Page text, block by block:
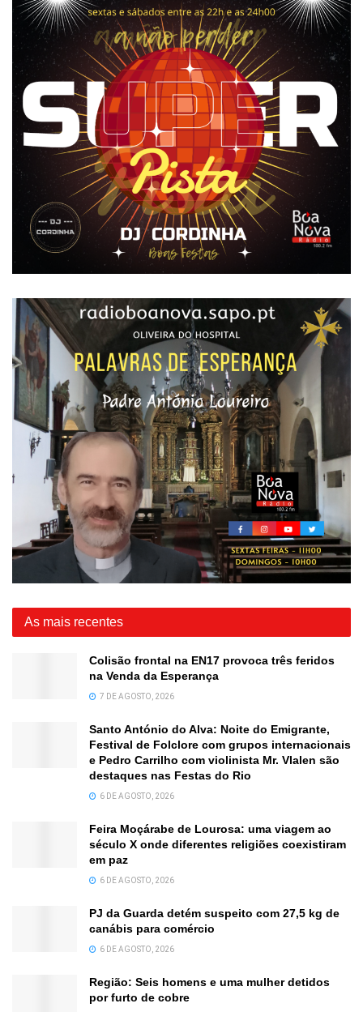
As mais recentes
Colisão frontal na EN17 provoca três feridos
na Venda da Esperança
7 DE AGOSTO, 2026
Santo António do Alva: Noite do Emigrante,
Festival de Folclore com grupos internacionais
e Pedro Carrilho com violinista Mr. Vlalen são
destaques nas Festas do Rio
6 DE AGOSTO, 2026
Feira Moçárabe de Lourosa: uma viagem ao
século X onde diferentes religiões coexistiram
em paz
6 DE AGOSTO, 2026
PJ da Guarda detém suspeito com 27,5 kg de
canábis para comércio
6 DE AGOSTO, 2026
Região: Seis homens e uma mulher detidos
por furto de cobre